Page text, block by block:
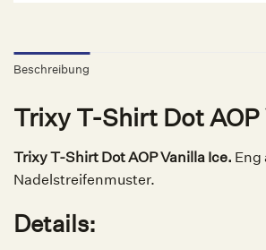
Beschreibung
Trixy T-Shirt Dot AOP
Trixy T-Shirt Dot AOP Vanilla Ice. Eng
Nadelstreifenmuster.
Details: